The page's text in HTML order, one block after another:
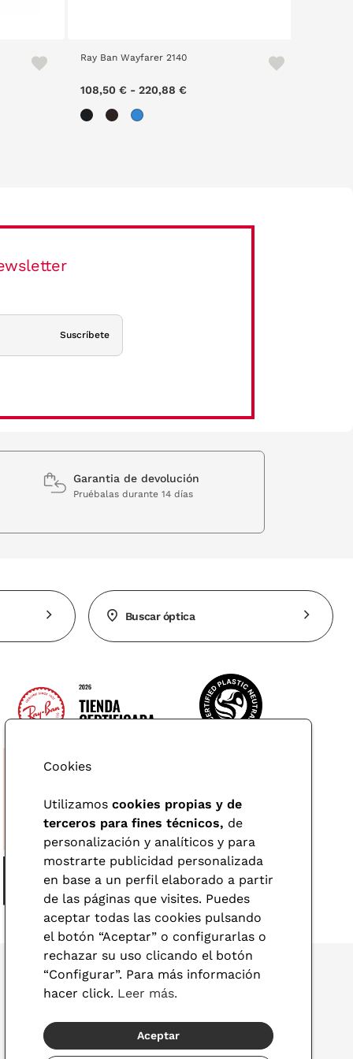
Ray Ban Wayfarer 2140
108,50 € - 220,88 €
Suscríbete
Garantia de devolución
Pruébalas durante 14 días
Buscar óptica
© 2026 Visionlab
Cookies
Utilizamos cookies propias y de
terceros para fines técnicos, de
personalización y analíticos y para
mostrarte publicidad personalizada
en base a un perfil elaborado a partir
de las páginas que visites. Puedes
aceptar todas las cookies pulsando
el botón “Aceptar” o configurarlas o
rechazar su uso clicando el botón
“Configurar”. Para más información
hacer click. Leer más.
Aceptar